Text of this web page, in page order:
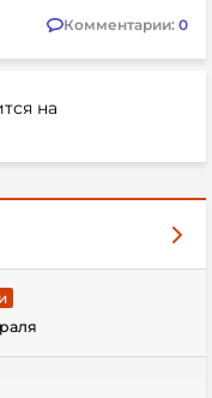
Комментарии: 0
на